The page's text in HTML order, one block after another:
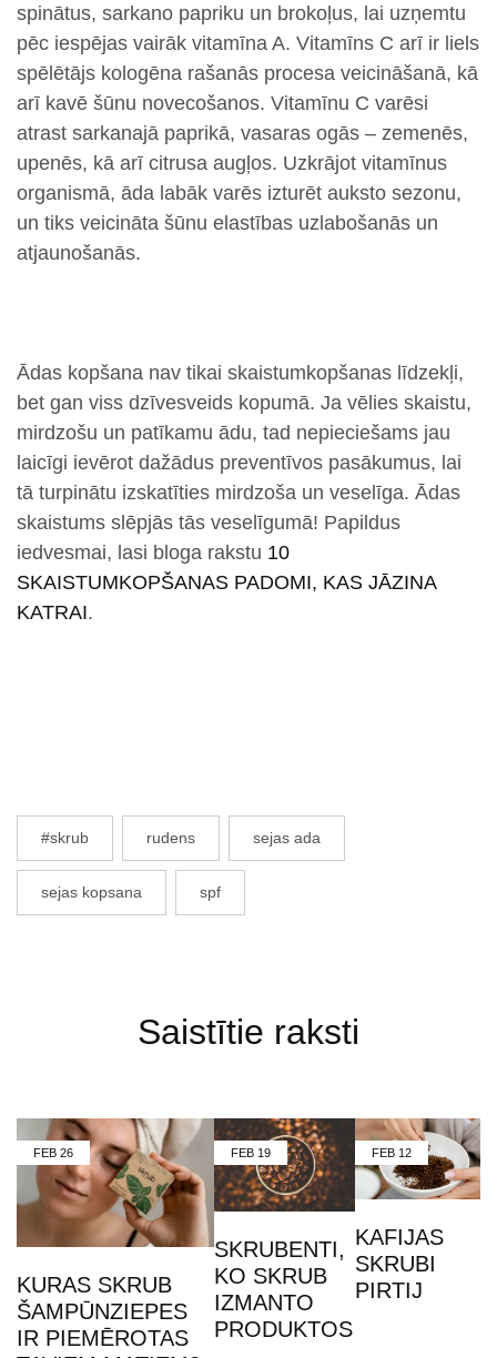
spinātus, sarkano papriku un brokoļus, lai uzņemtu
pēc iespējas vairāk vitamīna A. Vitamīns C arī ir liels
spēlētājs kologēna rašanās procesa veicināšanā, kā
arī kavē šūnu novecošanos. Vitamīnu C varēsi
atrast sarkanajā paprikā, vasaras ogās – zemenēs,
upenēs, kā arī citrusa augļos. Uzkrājot vitamīnus
organismā, āda labāk varēs izturēt auksto sezonu,
un tiks veicināta šūnu elastības uzlabošanās un
atjaunošanās.
Ādas kopšana nav tikai skaistumkopšanas līdzekļi,
bet gan viss dzīvesveids kopumā. Ja vēlies skaistu,
mirdzošu un patīkamu ādu, tad nepieciešams jau
laicīgi ievērot dažādus preventīvos pasākumus, lai
tā turpinātu izskatīties mirdzoša un veselīga. Ādas
skaistums slēpjās tās veselīgumā! Papildus
iedvesmai, lasi bloga rakstu 10
SKAISTUMKOPŠANAS PADOMI, KAS JĀZINA
KATRAI.
#skrub rudens sejas ada
sejas kopsana spf
Saistītie raksti
FEB 26
KURAS SKRUB
ŠAMPŪNZIEPES
IR PIEMĒROTAS
FEB 19
SKRUBENTI,
KO SKRUB
IZMANTO
PRODUKTOS
FEB 12
KAFIJAS
SKRUBI
PIRTIJ